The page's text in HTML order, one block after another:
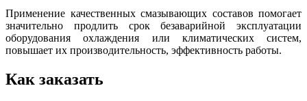
Применение качественных смазывающих составов помогает
значительно продлить срок безаварийной эксплуатации
оборудования охлаждения или климатических систем,
повышает их производительность, эффективность работы.
Как заказать